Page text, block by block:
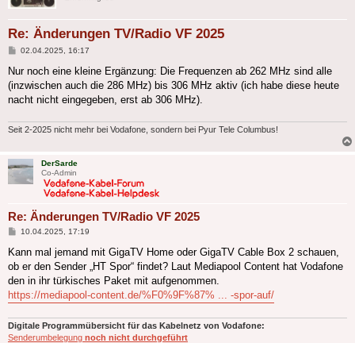
Re: Änderungen TV/Radio VF 2025
Beitrag
02.04.2025, 16:17
Nur noch eine kleine Ergänzung: Die Frequenzen ab 262 MHz sind alle
(inzwischen auch die 286 MHz) bis 306 MHz aktiv (ich habe diese heute
nacht nicht eingegeben, erst ab 306 MHz).
Seit 2-2025 nicht mehr bei Vodafone, sondern bei Pyur Tele Columbus!
DerSarde
Co-Admin
Re: Änderungen TV/Radio VF 2025
Beitrag
10.04.2025, 17:19
Kann mal jemand mit GigaTV Home oder GigaTV Cable Box 2 schauen,
ob er den Sender „HT Spor“ findet? Laut Mediapool Content hat Vodafone
den in ihr türkisches Paket mit aufgenommen.
https://mediapool-content.de/%F0%9F%87% ... -spor-auf/
Digitale Programmübersicht für das Kabelnetz von Vodafone:
Senderumbelegung noch nicht durchgeführt